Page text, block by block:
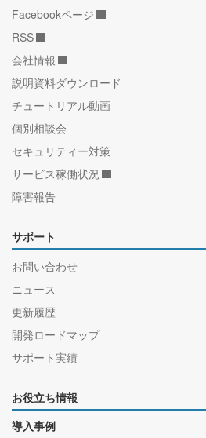
Facebookページ
RSS
会社情報
説明資料ダウンロード
チュートリアル動画
個別相談会
セキュリティー対策
サービス稼働状況
障害報告
サポート
お問い合わせ
ニュース
更新履歴
開発ロードマップ
サポート実績
お役立ち情報
導入事例